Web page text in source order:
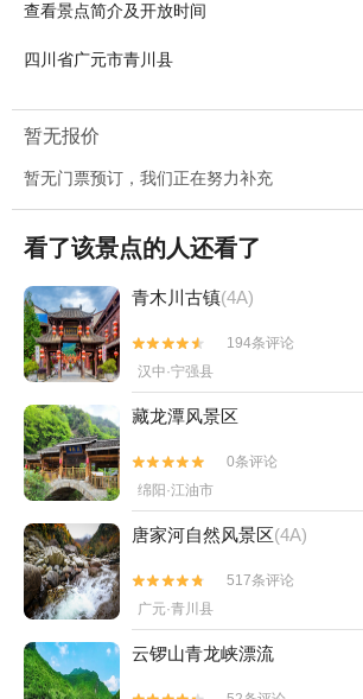
查看景点简介及开放时间
四川省广元市青川县
暂无报价
暂无门票预订，我们正在努力补充
看了该景点的人还看了
青木川古镇(4A)


194条评论
汉中·宁强县
藏龙潭风景区


0条评论
绵阳·江油市
唐家河自然风景区(4A)


517条评论
广元·青川县
云锣山青龙峡漂流